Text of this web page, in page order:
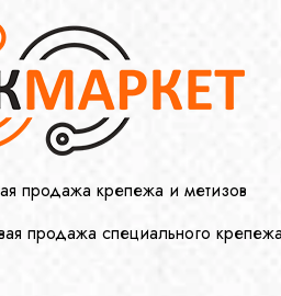
продажа крепежа и метизов
продажа специального